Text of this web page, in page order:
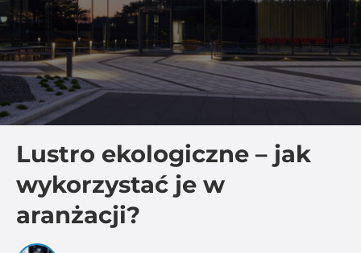
Lustro ekologiczne – jak
wykorzystać je w
aranżacji?